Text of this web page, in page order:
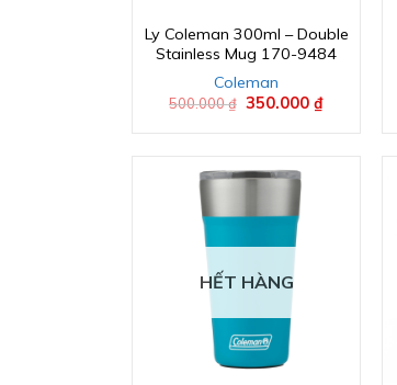
Ly Coleman 300ml – Double
Stainless Mug 170-9484
Coleman
500.000₫ Giá
350.000₫
HẾT HÀNG